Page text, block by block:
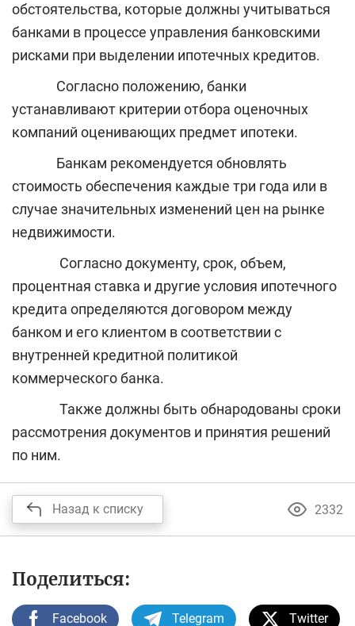
обстоятельства, которые должны учитываться
банками в процессе управления банковскими
рисками при выделении ипотечных кредитов.
Согласно положению, банки
устанавливают критерии отбора оценочных
компаний оценивающих предмет ипотеки.
Банкам рекомендуется обновлять
стоимость обеспечения каждые три года или в
случае значительных изменений цен на рынке
недвижимости.
Согласно документу, срок, объем,
процентная ставка и другие условия ипотечного
кредита определяются договором между
банком и его клиентом в соответствии с
внутренней кредитной политикой
коммерческого банка.
Также должны быть обнародованы сроки
рассмотрения документов и принятия решений
по ним.
Назад к списку 2332
Поделиться:
Facebook Telegram Twitter